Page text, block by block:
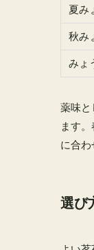
夏み
秋み
みょ
薬味と
ます
に合わ
選び